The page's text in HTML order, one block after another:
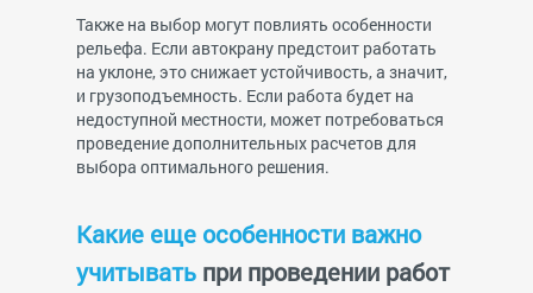
Также на выбор могут повлиять особенности
рельефа. Если автокрану предстоит работать
на уклоне, это снижает устойчивость, а значит,
и грузоподъемность. Если работа будет на
недоступной местности, может потребоваться
проведение дополнительных расчетов для
выбора оптимального решения.
Какие еще особенности важно
учитывать при проведении работ